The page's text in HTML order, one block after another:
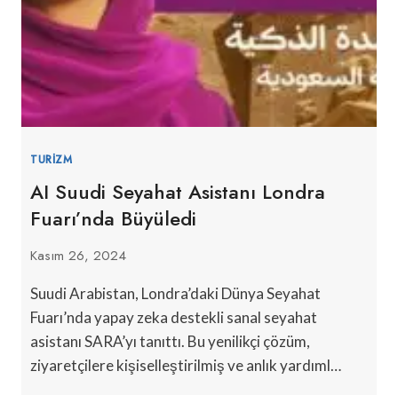
TURIZM
AI Suudi Seyahat Asistanı Londra
Fuarı’nda Büyüledi
Kasım 26, 2024
Suudi Arabistan, Londra’daki Dünya Seyahat
Fuarı’nda yapay zeka destekli sanal seyahat
asistanı SARA’yı tanıttı. Bu yenilikçi çözüm,
ziyaretçilere kişiselleştirilmiş ve anlık yardıml…